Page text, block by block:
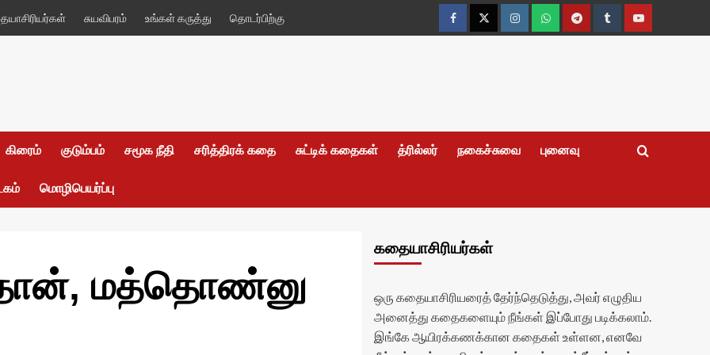
சுயவிபரம் உங்கள் கருத்து தொடர்பிற்கு
FacebookTwitterInstagramWhatsappTelegramTumblrYouTube
கிரைம் குடும்பம் சமூக நீதி சரித்திரக் கதை சுட்டிக் கதைகள் த்ரில்லர் நகைச்சுவை புனைவு
மொழிபெயர்ப்பு
மத்தொண்னு
கதையாசிரியர்கள்
ஒரு கதையாசிரியரைத் தேர்ந்தெடுத்து, அவர் எழுதிய
அனைத்து கதைகளையும் நீங்கள் இப்போது படிக்கலாம்.
இங்கே ஆயிரக்கணக்கான கதைகள் உள்ளன, எனவே